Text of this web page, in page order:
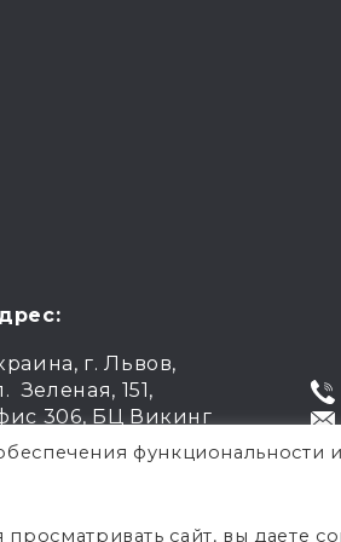
г. Львов,
Зеленая, 151,
306, БЦ Викинг
функциональности
сайт, вы даете